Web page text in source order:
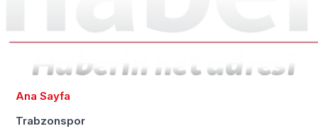
Ana Sayfa
Trabzonspor